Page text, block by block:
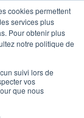
cookies permettent
services plus
Pour obtenir plus
notre politique de
suivi lors de
vos
que nous